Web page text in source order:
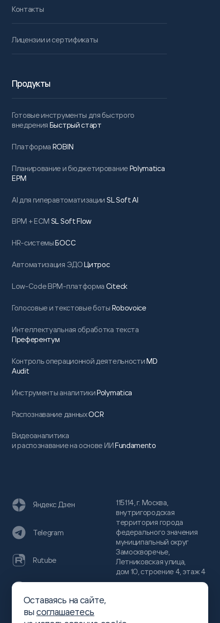
Контакты
Лицензии и сертификаты
Продукты
Готовые инструменты для быстрого
внедрения Быстрый старт
Платформа ROBIN
Планирование и бюджетированиеPolymatica
EPM
AI для гиперавтоматизации SL Soft AI
BPM + ECM SL Soft Flow
HR-системыБОСС
Автоматизация ЭДОЦитрос
Low-Code BPM-платформа Citeck
Голосовые и текстовые боты Robovoice
Интеллектуальная обработка текста
Преферентум
Контроль операционной деятельностиMD
Audit
Инструменты аналитикиPolymatica
Распознавание данныхOCR
Видеоаналитика
и распознавание на основе ИИFundamento
115114, г. Москва,
внутригородская
территория города
федерального значения
муниципальный округ
Замоскворечье,
Летниковская улица,
дом 10, строение 4, этаж 4
Яндекс Дзен
Telegram
Rutube
Хабр
Оставаясь на сайте,
высоглашаетесь